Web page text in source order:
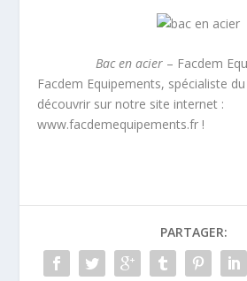
Bac en acier – Facdem
Facdem Equipements, spécialiste
découvrir sur notre site internet :
www.facdemequipements.fr !
PARTAGER: